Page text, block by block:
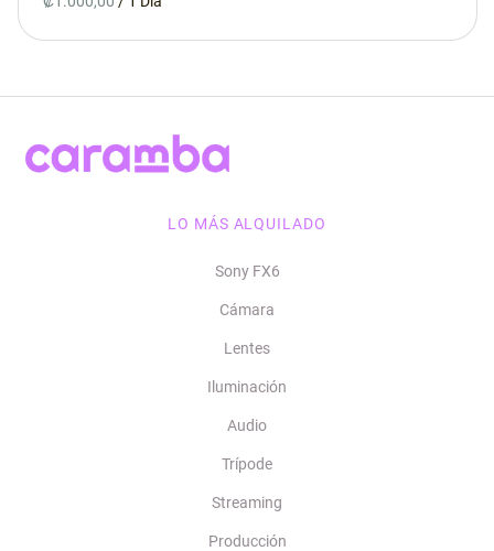
LO MÁS ALQUILADO
Sony FX6
Cámara
Lentes
Iluminación
Audio
Trípode
Streaming
Producción